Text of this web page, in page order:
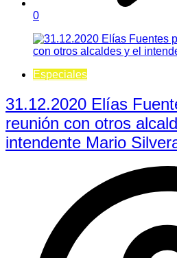
0
Especiales
31.12.2020 Elías
reunión con otros
intendente Mario